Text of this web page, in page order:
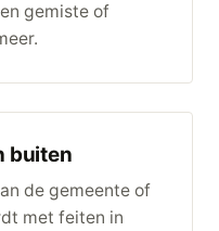
gemiste of
buiten
de gemeente of
met feiten in